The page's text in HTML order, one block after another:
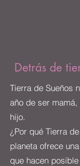
Detrás de
Tierra de Sueños
año de ser
hijo.
¿Por qué Tierra
planeta ofrece
que hacen